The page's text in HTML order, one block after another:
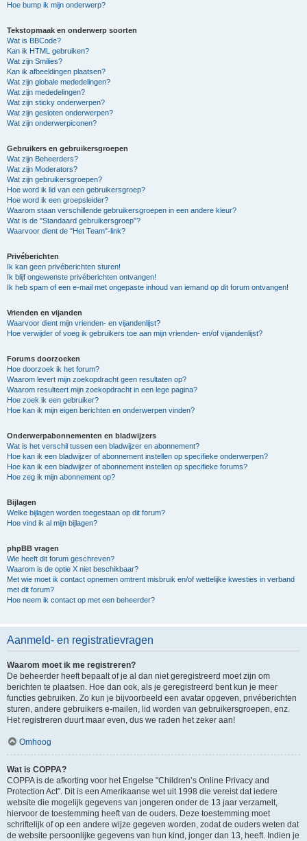
Hoe bump ik mijn onderwerp?
Tekstopmaak en onderwerp soorten
Wat is BBCode?
Kan ik HTML gebruiken?
Wat zijn Smilies?
Kan ik afbeeldingen plaatsen?
Wat zijn globale mededelingen?
Wat zijn mededelingen?
Wat zijn sticky onderwerpen?
Wat zijn gesloten onderwerpen?
Wat zijn onderwerpiconen?
Gebruikers en gebruikersgroepen
Wat zijn Beheerders?
Wat zijn Moderators?
Wat zijn gebruikersgroepen?
Hoe word ik lid van een gebruikersgroep?
Hoe word ik een groepsleider?
Waarom staan verschillende gebruikersgroepen in een andere kleur?
Wat is de "Standaard gebruikersgroep"?
Waarvoor dient de "Het Team"-link?
Privéberichten
Ik kan geen privéberichten sturen!
Ik blijf ongewenste privéberichten ontvangen!
Ik heb spam of een e-mail met ongepaste inhoud van iemand op dit forum ontvangen!
Vrienden en vijanden
Waarvoor dient mijn vrienden- en vijandenlijst?
Hoe verwijder of voeg ik gebruikers toe aan mijn vrienden- en/of vijandenlijst?
Forums doorzoeken
Hoe doorzoek ik het forum?
Waarom levert mijn zoekopdracht geen resultaten op?
Waarom resulteert mijn zoekopdracht in een lege pagina?
Hoe zoek ik een gebruiker?
Hoe kan ik mijn eigen berichten en onderwerpen vinden?
Onderwerpabonnementen en bladwijzers
Wat is het verschil tussen een bladwijzer en abonnement?
Hoe kan ik een bladwijzer of abonnement instellen op specifieke onderwerpen?
Hoe kan ik een bladwijzer of abonnement instellen op specifieke forums?
Hoe zeg ik mijn abonnement op?
Bijlagen
Welke bijlagen worden toegestaan op dit forum?
Hoe vind ik al mijn bijlagen?
phpBB vragen
Wie heeft dit forum geschreven?
Waarom is de optie X niet beschikbaar?
Met wie moet ik contact opnemen omtrent misbruik en/of wettelijke kwesties in verband
met dit forum?
Hoe neem ik contact op met een beheerder?
Aanmeld- en registratievragen
Waarom moet ik me registreren?
De beheerder heeft bepaalt of je al dan niet geregistreerd moet zijn om
berichten te plaatsen. Hoe dan ook, als je geregistreerd bent kun je meer
functies gebruiken. Zo kun je bijvoorbeeld een avatar opgeven, privéberichten
sturen, andere gebruikers e-mailen, lid worden van gebruikersgroepen, enz.
Het registreren duurt maar even, dus we raden het zeker aan!
Omhoog
Wat is COPPA?
COPPA is de afkorting voor het Engelse "Children’s Online Privacy and
Protection Act". Dit is een Amerikaanse wet uit 1998 die vereist dat iedere
website die mogelijk gegevens van jongeren onder de 13 jaar verzamelt,
hiervoor de toestemming heeft van de ouders. Deze toestemming moet
schriftelijk of op een andere wijze gegeven worden, zodat de ouders weten dat
de website persoonlijke gegevens van hun kind, jonger dan 13, heeft. Indien je